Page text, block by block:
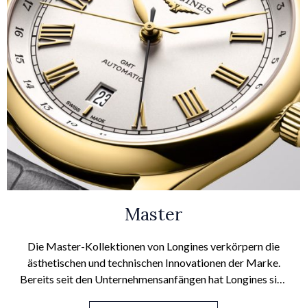
Master
Die Master-Kollektionen von Longines verkörpern die
ästhetischen und technischen Innovationen der Marke.
Bereits seit den Unternehmensanfängen hat Longines sich